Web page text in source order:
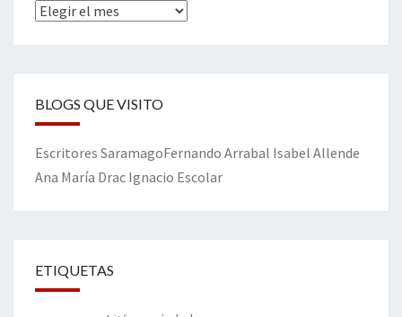
Archivos
BLOGS QUE VISITO
Escritores SaramagoFernando Arrabal Isabel Allende
Ana María Drac Ignacio Escolar
ETIQUETAS